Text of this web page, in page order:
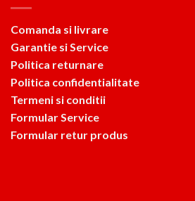
Comanda si livrare
Garantie si Service
Politica returnare
Politica confidentialitate
Termeni si conditii
Formular Service
Formular retur produs